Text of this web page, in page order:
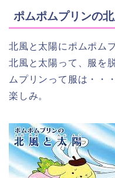
ポムポムプリンの
北風と太陽にポムポム
北風と太陽って、服を
ムプリンって服は・・
楽しみ。